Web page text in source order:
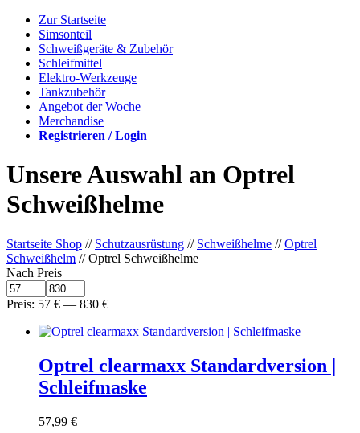
Zur Startseite
Simsonteil
Schweißgeräte & Zubehör
Schleifmittel
Elektro-Werkzeuge
Tankzubehör
Angebot der Woche
Merchandise
Registrieren / Login
Unsere Auswahl an Optrel
Schweißhelme
Startseite Shop // Schutzausrüstung // Schweißhelme //Optrel
Schweißhelm // Optrel Schweißhelme
Nach Preis
Preis: 57 € — 830 €
Optrel clearmaxx Standardversion |
Schleifmaske
57,99 €